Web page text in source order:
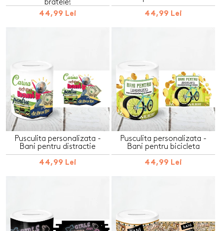
bratele!
44,99 Lei
44,99 Lei
Pusculita personalizata -
Bani pentru distractie
44,99 Lei
Pusculita personalizata -
Bani pentru bicicleta
44,99 Lei